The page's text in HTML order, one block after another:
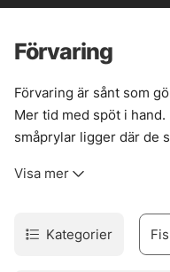
Förvaring
Förvaring är sånt som
Mer tid med spöt i
småprylar ligger där de
enkelt, och det är det
Här finns betesboxar,
förvaring för olika typer
Visa mer
Kategorier